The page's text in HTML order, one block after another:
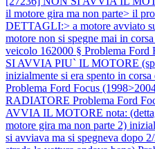
il motore gira ma non parte> il
DETTAGLI:> a motore avviato
motore non si spegne mai in
veicolo 162000 § Problema Ford
SI AVVIA PIU` IL MOTORE
inizialmente si era spento in
Problema Ford Focus
RADIATORE Problema Ford
AVVIA IL MOTORE nota:
motore gira ma non parte 2)
si avviava ma si spegneva dopo